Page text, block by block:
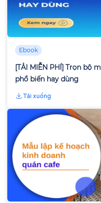
Ebook
[TẢI MIỄN PHÍ] Trọn bộ
phổ biến hay dùng
Tải xuống